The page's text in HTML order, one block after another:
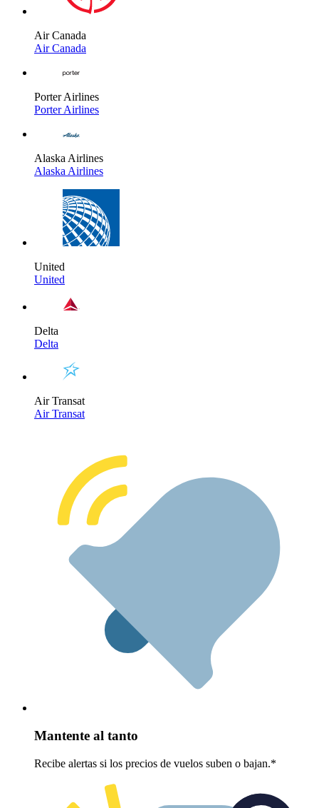
Air Canada
Air Canada
Porter Airlines
Porter Airlines
Alaska Airlines
Alaska Airlines
United
United
Delta
Delta
Air Transat
Air Transat
Mantente al tanto
Recibe alertas si los precios de vuelos suben o bajan.*